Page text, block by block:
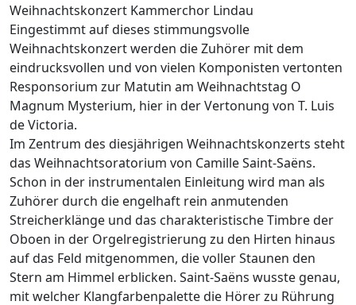
Weihnachtskonzert Kammerchor Lindau
Eingestimmt auf dieses stimmungsvolle
Weihnachtskonzert werden die Zuhörer mit dem
eindrucksvollen und von vielen Komponisten vertonten
Responsorium zur Matutin am Weihnachtstag O
Magnum Mysterium, hier in der Vertonung von T. Luis
de Victoria.
Im Zentrum des diesjährigen Weihnachtskonzerts steht
das Weihnachtsoratorium von Camille Saint-Saëns.
Schon in der instrumentalen Einleitung wird man als
Zuhörer durch die engelhaft rein anmutenden
Streicherklänge und das charakteristische Timbre der
Oboen in der Orgelregistrierung zu den Hirten hinaus
auf das Feld mitgenommen, die voller Staunen den
Stern am Himmel erblicken. Saint-Saëns wusste genau,
mit welcher Klangfarbenpalette die Hörer zu Rührung